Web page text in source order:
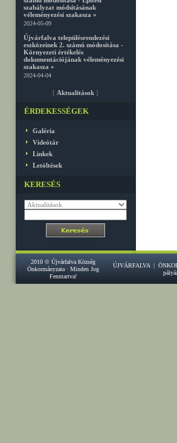
szabályzat módsításának
véleményezési szakasza »
2024-05-09
Újvárfalva településrendezési
eszközeinek 2. számú módosítása -
Környezeti értékelés
dokumentációjának véleményezési
szakasza »
2024-04-04
[ Aktualitások ]
ÉRDEKESSÉGEK
Galéria
Videótár
Linkek
Letöltések
KERESÉS
2010 © Újvárfalva Község
Önkormányzata · Minden Jog
Fenntartva!
ÚJVÁRFALVA |